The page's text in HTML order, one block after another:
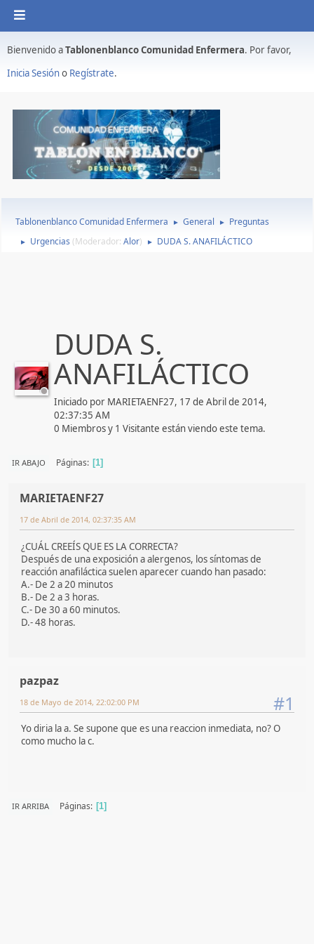
Bienvenido aTablonenblanco Comunidad Enfermera. Por favor,
Inicia Sesióno Regístrate.
Tablonenblanco Comunidad Enfermera ► General ► Preguntas
► Urgencias (Moderador: Alor) ► DUDA S. ANAFILÁCTICO
DUDA S.
ANAFILÁCTICO
Iniciado por MARIETAENF27, 17 de Abril de 2014,
02:37:35 AM
0 Miembros y 1 Visitante están viendo este tema.
IR ABAJO Páginas 1
MARIETAENF27
17 de Abril de 2014, 02:37:35 AM
¿CUÁL CREEÍS QUE ES LA CORRECTA?
Después de una exposición a alergenos, los síntomas de
reacción anafiláctica suelen aparecer cuando han pasado:
A.- De 2 a 20 minutos
B.- De 2 a 3 horas.
C.- De 30 a 60 minutos.
D.- 48 horas.
pazpaz
#1
18 de Mayo de 2014, 22:02:00 PM
Yo diria la a. Se supone que es una reaccion inmediata, no? O
como mucho la c.
IR ARRIBA Páginas 1